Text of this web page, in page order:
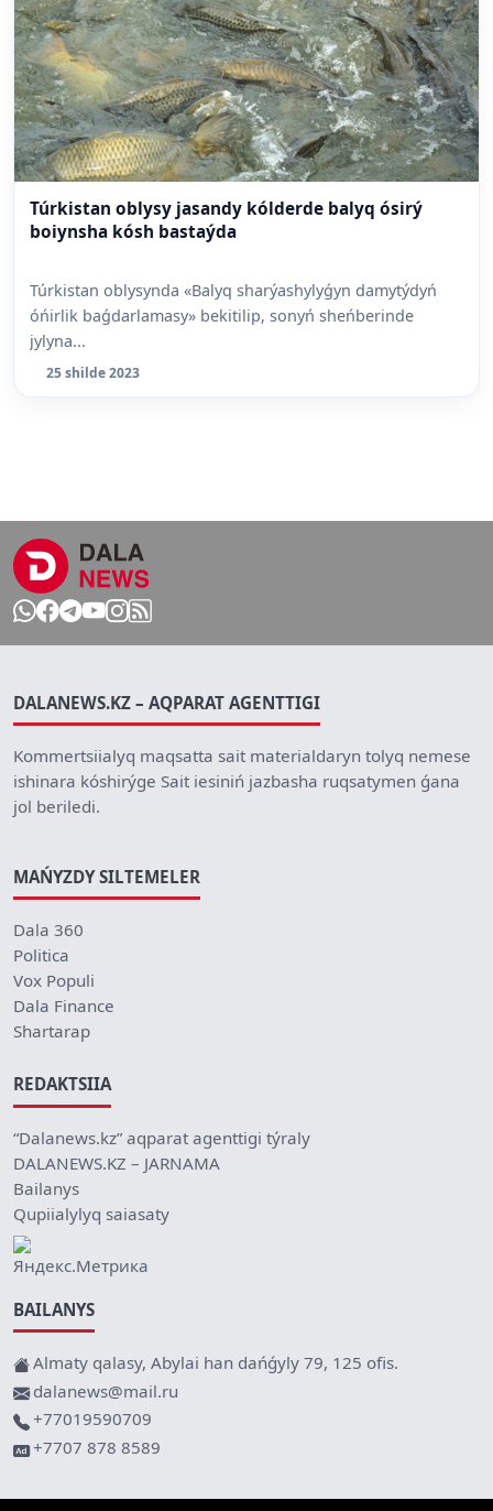
Túrkistan oblysy jasandy kólderde balyq ósirý
boiynsha kósh bastaýda
Túrkistan oblysynda «Balyq sharýashylyǵyn damytýdyń
óńirlik baǵdarlamasy» bekitilip, sonyń sheńberinde
jylyna...
25 shilde 2023
DALANEWS.KZ – AQPARAT AGENTTIGI
Kommertsiialyq maqsatta sait materialdaryn tolyq nemese
ishinara kóshirýge Sait iesiniń jazbasha ruqsatymen ǵana
jol beriledi.
MAŃYZDY SILTEMELER
Dala 360
Politica
Vox Populi
Dala Finance
Shartarap
REDAKTSIIA
“Dalanews.kz” aqparat agenttigi týraly
DALANEWS.KZ – JARNAMA
Bailanys
Qupiialylyq saiasaty
BAILANYS
Almaty qalasy, Abylai han dańǵyly 79, 125 ofis.
dalanews@mail.ru
+77019590709
+7707 878 8589